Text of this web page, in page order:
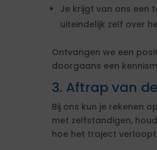
Je krijgt van ons een
uiteindelijk zelf over
Ontvangen we een
doorgaans een
3. Aftrap van
Bij ons kun je rekenen
met zelfstandigen,
hoe het traject verloopt.